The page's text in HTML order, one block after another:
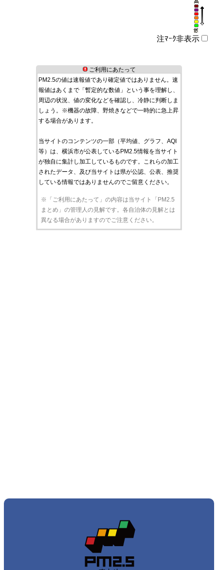
注ﾏｰｸ非表示
ご利用にあたって
PM2.5の値は速報値であり確定値ではありません。速
報値はあくまで「暫定的な数値」という事を理解し、
周辺の状況、値の変化などを確認し、冷静に判断しま
しょう。※機器の故障、野焼きなどで一時的に急上昇
する場合があります。
当サイトのコンテンツの一部（平均値、グラフ、AQI
等）は、横浜市が公表しているPM2.5情報を当サイト
が独自に集計し加工しているものです。これらの加工
されたデータ、及び当サイトは県が公認、公表、推奨
している情報ではありませんのでご留意ください。
※「ご利用にあたって」の内容は当サイト「PM2.5
まとめ」の管理人の見解です。各自治体の見解とは
異なる場合がありますのでご注意ください。